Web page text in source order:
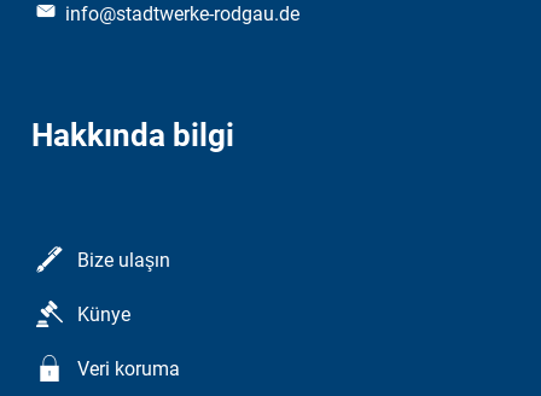
info@stadtwerke-rodgau.de
Hakkında bilgi
Bize ulaşın
Künye
Veri koruma